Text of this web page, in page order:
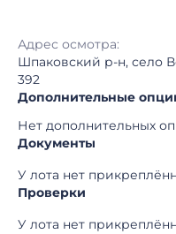
Адрес осмотра:
Шпаковский р-н, село
392
Дополнительные
Нет дополнительных
Документы
У лота нет
Проверки
У лота нет